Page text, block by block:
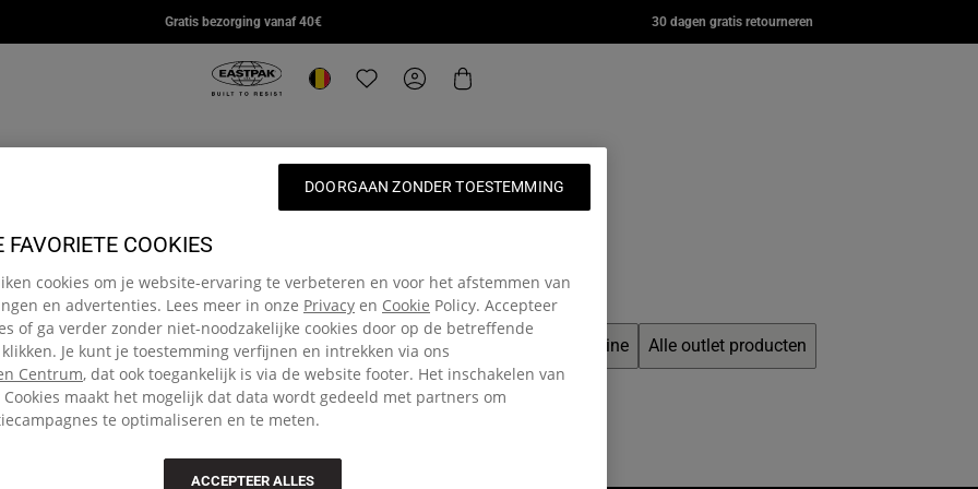
Gratis bezorging vanaf 40€ 30 dagen gratis retourneren
Eastpak, ga naar de startpagina van eu.eastpak.com
Locatie wijzigen
STUDY BUDDY
€95,00
DAY OFFICE
De korting heeft betrekking op de oorspronkelijke adviesprijs.
tassen Outlet accessoires Outlet samenwerkingen Outlet exclusief online Alle outlet producten
FAVORIETE COOKIES
cookies om je website-ervaring te verbeteren en voor het afstemmen van
en advertenties. Lees meer in onze Privacy en Cookie Policy. Accepteer
of ga verder zonder niet-noodzakelijke cookies door op de betreffende
Je kunt je toestemming verfijnen en intrekken via ons
Centrum, dat ook toegankelijk is via de website footer. Het inschakelen van
maakt het mogelijk dat data wordt gedeeld met partners om
te optimaliseren en te meten.
ACCEPTEER ALLES
DOORGAAN ZONDER TOESTEMMING